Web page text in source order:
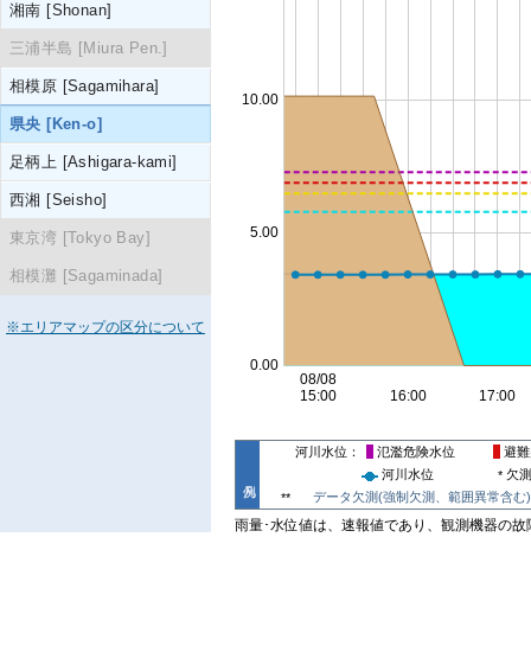
湘南 [Shonan]
三浦半島 [Miura Pen.]
相模原 [Sagamihara]
県央 [Ken-o]
足柄上 [Ashigara-kami]
西湘 [Seisho]
東京湾 [Tokyo Bay]
相模灘 [Sagaminada]
※エリアマップの区分について
河川水位 氾濫危険水位
避
河川水位
* 欠測
**
データ欠測(強制欠測、範囲異常含む)
雨量･水位値は、速報値であり、観測機器の